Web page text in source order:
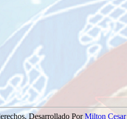
Desarrollado PorMilton Cesar